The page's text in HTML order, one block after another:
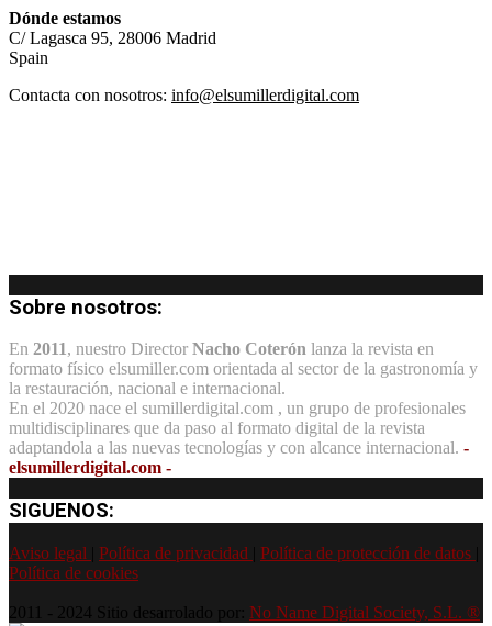
Dónde estamos
C/ Lagasca 95, 28006 Madrid
Spain
Contacta con nosotros: info@elsumillerdigital.com
Sobre nosotros:
En 2011, nuestro Director Nacho Coterón lanza la revista en
formato físico elsumiller.com orientada al sector de la gastronomía y
la restauración, nacional e internacional.
En el 2020 nace el sumillerdigital.com , un grupo de profesionales
multidisciplinares que da paso al formato digital de la revista
adaptandola a las nuevas tecnologías y con alcance internacional. -
elsumillerdigital.com -
SIGUENOS:
Aviso legal Política de privacidad Política de protección de datos
Política de cookies
2011 - 2024 Sitio desarrolado por: No Name Digital Society, S.L. ®